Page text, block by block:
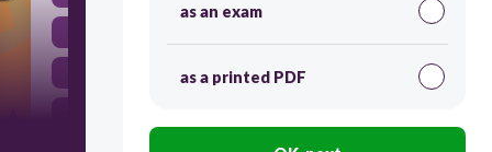
Does homework
as an exam
as a printed PDF